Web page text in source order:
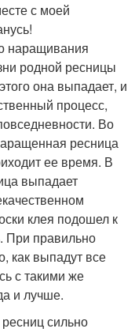
с моей
наращивания
родной ресницы
она выпадает, и
процесс,
Во
ресница
ее время. В
выпадает
клея подошел к
При правильно
как выпадут все
с такими же
и лучше.
сильно